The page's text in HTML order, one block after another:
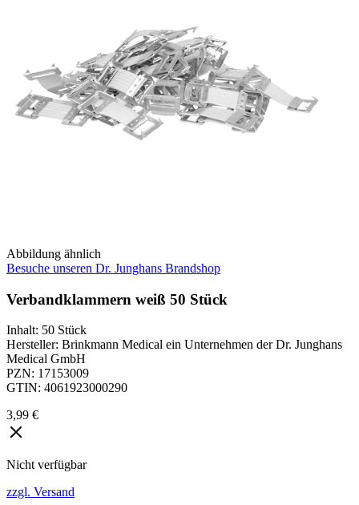
Abbildung ähnlich
Besuche unseren Dr. Junghans Brandshop
Verbandklammern weiß 50 Stück
Inhalt: 50 Stück
Hersteller: Brinkmann Medical ein Unternehmen der Dr. Junghans
Medical GmbH
PZN: 17153009
GTIN: 4061923000290
3,99 €
Nicht verfügbar
zzgl. Versand